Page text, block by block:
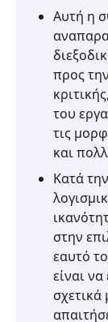
Αυτή η
προς
του
τις
και
Κατά
στην
εαυτό
είναι
σχετικά